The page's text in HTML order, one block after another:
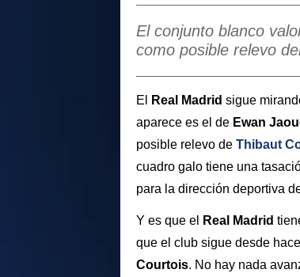
El conjunto blanco
como posible relevo
El Real Madrid sigue
aparece es el de Ewan
posible relevo de Thibaut
cuadro galo tiene una
para la dirección deportiva
Y es que el Real Madrid
que el club sigue desde
Courtois. No hay nada